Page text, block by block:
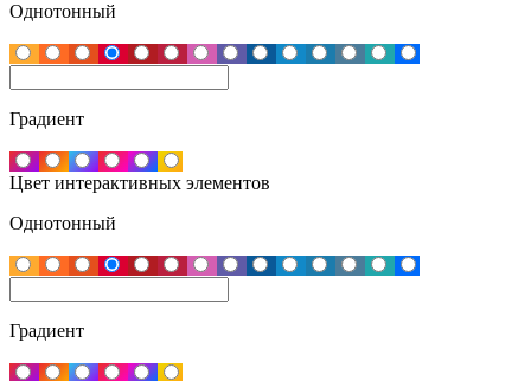
Однотонный
Градиент
Цвет интерактивных элементов
Однотонный
Градиент